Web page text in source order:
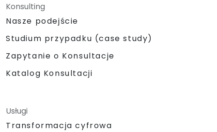
Konsulting
Nasze podejście
Studium przypadku (case study)
Zapytanie o Konsultacje
Katalog Konsultacji
Usługi
Transformacja cyfrowa